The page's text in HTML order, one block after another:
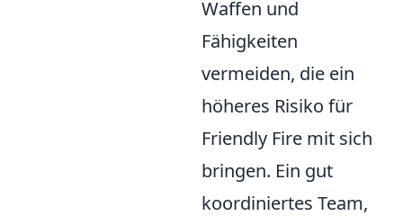
Waffen und
Fähigkeiten
vermeiden, die ein
höheres Risiko für
Friendly Fire mit sich
bringen. Ein gut
koordiniertes Team,